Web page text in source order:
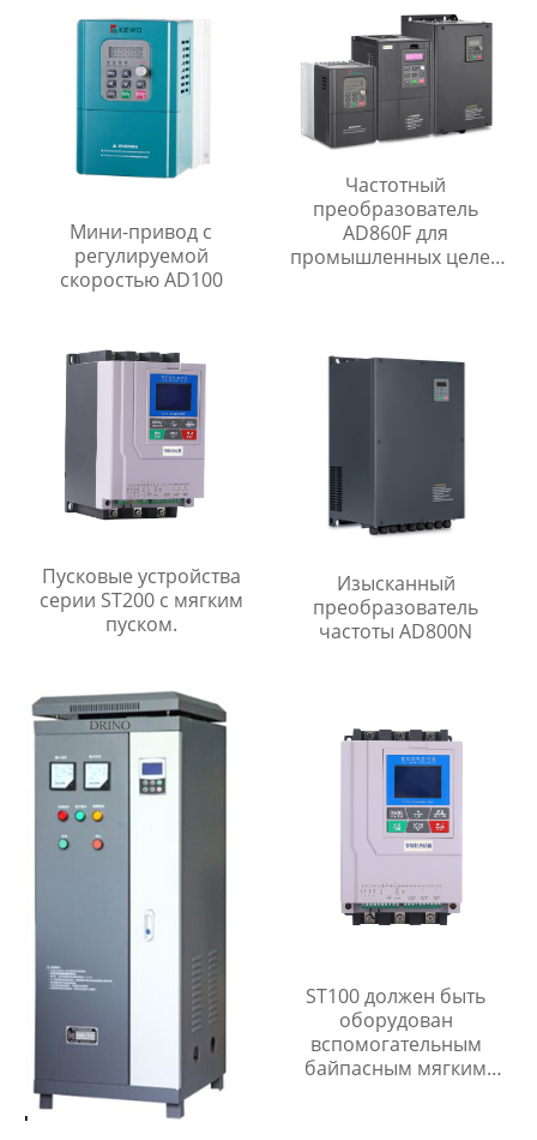
Мини-привод с
регулируемой
скоростью AD100
Частотный
преобразователь
AD860F для
промышленных целей
Пусковые устройства
серии ST200 с мягким
пуском.
Изысканный
преобразователь
частоты AD800N
ST100 должен быть
оборудован
вспомогательным
байпасным мягким